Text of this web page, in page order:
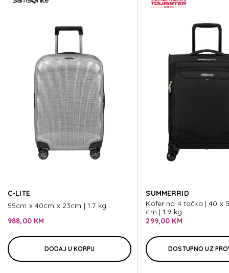
ECODIVER
ECODIVER
ECODIVER
ECODIVER
ECODIVER
ECODIVER
C-LITE
55cm x 40cm x 23cm | 1.7 kg
988,00 KM
DODAJ U KORPU
SUMMERRID
Kofer na 4 točka | 40 x
cm | 1.9 kg
299,00 KM
DOSTUPNO UZ